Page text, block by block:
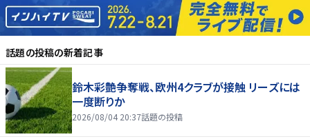
話題の投稿の新着記事
鈴木彩艶争奪戦、欧州4クラブが接触 リーズには
一度断りか
2026/08/04 20:37話題の投稿